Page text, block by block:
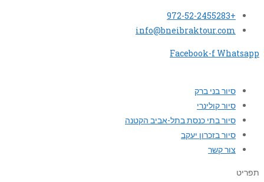
+972-52-2455283
info@bneibraktour.com
Facebook-fWhatsapp
סיור בני ברק
סיור קולינרי
סיור בתי כנסת בתל-אביב הקטנה
סיור בזכרון יעקב
צור קשר
תפריט